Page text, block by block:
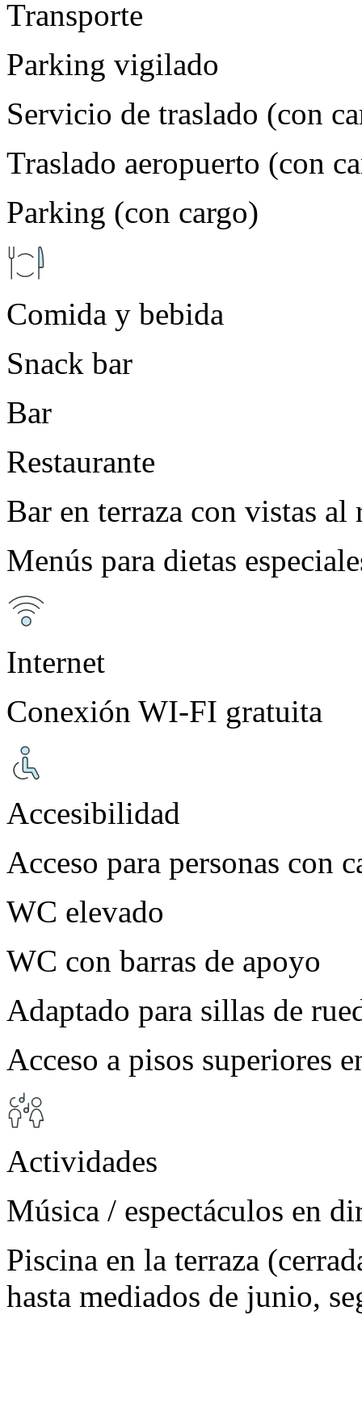
Transporte
Parking vigilado
Servicio de traslado (con
Traslado aeropuerto (con
Parking (con cargo)
Comida y bebida
Snack bar
Bar
Restaurante
Bar en terraza con vistas al
Menús para dietas
Internet
Conexión WI-FI gratuita
Accesibilidad
Acceso para personas con
WC elevado
WC con barras de apoyo
Adaptado para sillas de
Acceso a pisos superiores
Actividades
Música / espectáculos en
Piscina en la terraza
hasta mediados de junio,